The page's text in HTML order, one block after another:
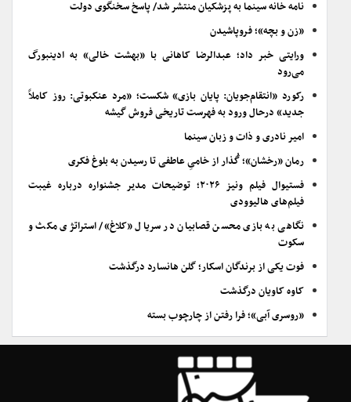
نامه خانه سینما به پزشکیان منتشر شد/ پاسخ سخنگوی دولت
«زن و بچه»؛ فروپاشیدن
ورایتی خبر داد؛ عبدالرضا کاهانی با «بهشت خالی» به ادینبورگ
می‌رود
رکورد «انتقام‌جویان: پایان بازی» شکست؛ «مرد عنکبوتی: روز کاملاً
جدید» درحال ورود به فهرست تاریخی فروش گیشه
امیر نادری و ذات و زبان سینما
رمان «رخشان»؛ گُذار از خامیِ عاطفی تا رسیدن به بلوغ فکری
فستیوال فیلم ونیز ۲۰۲۶؛ توضیحات مدیر جشنواره درباره غیبت
فیلم‌های هالیوودی
نگاهی به بازی محسن قصابیان در سریال «کلاغ»/ استراتژی مکث و
سکوت
فوت یکی از برندگان اسکار؛ گلن هانسارد درگذشت
کاوه کاویان درگذشت
«روسری آبی»؛ فرا رفتن از چارچوب بسته